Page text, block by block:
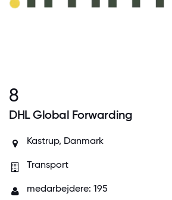
8
DHL Global Forwarding
Kastrup, Danmark
Transport
medarbejdere: 195